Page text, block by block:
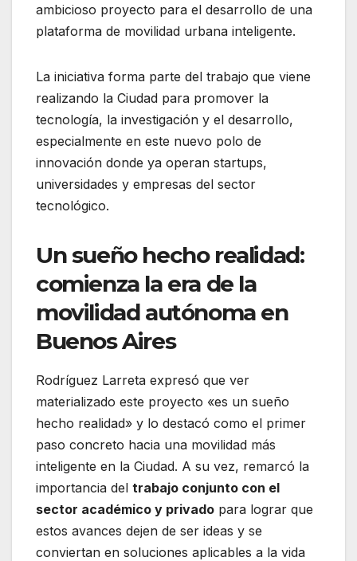
ambicioso proyecto para el desarrollo de una
plataforma de movilidad urbana inteligente.
La iniciativa forma parte del trabajo que viene
realizando la Ciudad para promover la
tecnología, la investigación y el desarrollo,
especialmente en este nuevo polo de
innovación donde ya operan startups,
universidades y empresas del sector
tecnológico.
Un sueño hecho realidad:
comienza la era de la
movilidad autónoma en
Buenos Aires
Rodríguez Larreta expresó que ver
materializado este proyecto «es un sueño
hecho realidad» y lo destacó como el primer
paso concreto hacia una movilidad más
inteligente en la Ciudad. A su vez, remarcó la
importancia del trabajo conjunto con el
sector académico y privado para lograr que
estos avances dejen de ser ideas y se
conviertan en soluciones aplicables a la vida